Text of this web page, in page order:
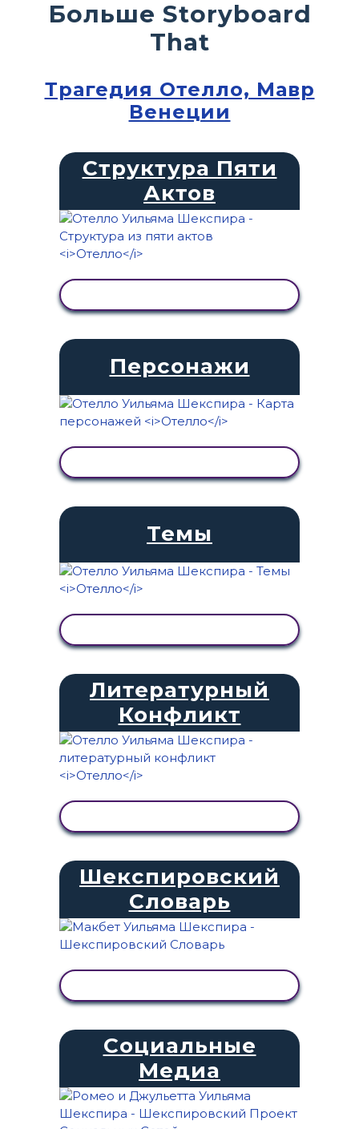
Больше Storyboard
That
Трагедия Отелло, Мавр
Венеции
Структура Пяти
Актов
Персонажи
Темы
Литературный
Конфликт
Шекспировский
Словарь
Социальные
Медиа